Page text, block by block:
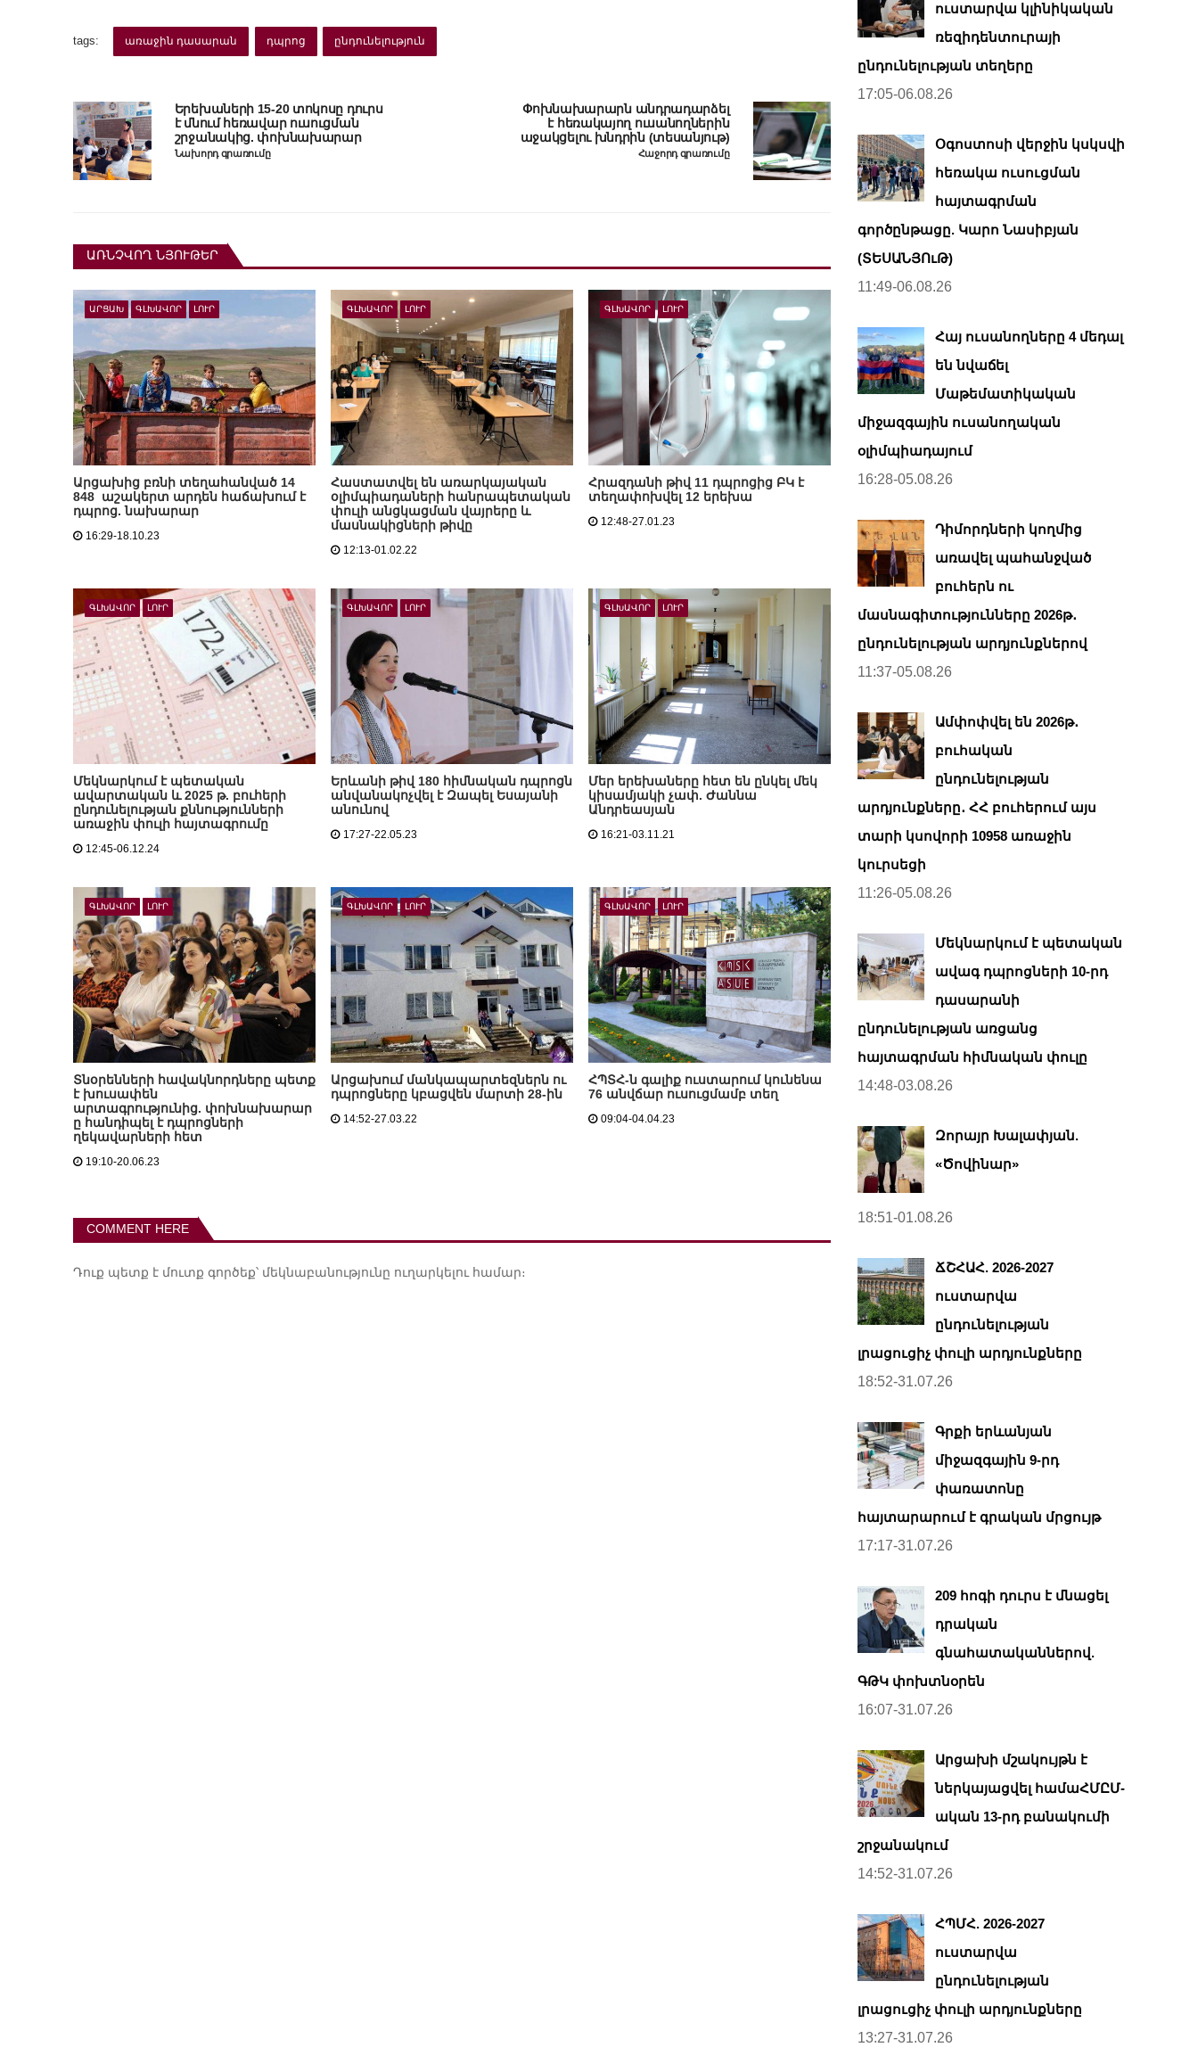
tags: առաջին դասարան դպրոց ընդունելություն
Երեխաների 15-20 տոկոսը դուրս
է մնում հեռավար ուսուցման
շրջանակից. փոխնախարար
Նախորդ գրառումը
Փոխնախարարն անդրադարձել
է հեռակայող ուսանողներին
աջակցելու խնդրին (տեսանյութ)
Հաջորդ գրառումը
ԱՌՆՉՎՈՂ ՆՅՈՒԹԵՐ
ԱՐՑԱԽ ԳԼԽԱՎՈՐ ԼՈՒՐ
Արցախից բռնի տեղահանված 14
848 աշակերտ արդեն հաճախում է
դպրոց. նախարար
16:29-18.10.23
ԳԼԽԱՎՈՐ ԼՈՒՐ
Հաստատվել են առարկայական
օլիմպիադաների հանրապետական
փուլի անցկացման վայրերը և
մասնակիցների թիվը
12:13-01.02.22
ԳԼԽԱՎՈՐ ԼՈՒՐ
Հրազդանի թիվ 11 դպրոցից ԲԿ է
տեղափոխվել 12 երեխա
12:48-27.01.23
ԳԼԽԱՎՈՐ ԼՈՒՐ
Մեկնարկում է պետական
ավարտական և 2025 թ. բուհերի
ընդունելության քննությունների
առաջին փուլի հայտագրումը
12:45-06.12.24
ԳԼԽԱՎՈՐ ԼՈՒՐ
Երևանի թիվ 180 հիմնական դպրոցն
անվանակոչվել է Զապել Եսայանի
անունով
17:27-22.05.23
ԳԼԽԱՎՈՐ ԼՈՒՐ
Մեր երեխաները հետ են ընկել մեկ
կիսամյակի չափ. Ժաննա
Անդրեասյան
16:21-03.11.21
ԳԼԽԱՎՈՐ ԼՈՒՐ
Տնօրենների հավակնորդները պետք
է խուսափեն
արտագրությունից. փոխնախարար
ը հանդիպել է դպրոցների
ղեկավարների հետ
19:10-20.06.23
ԳԼԽԱՎՈՐ ԼՈՒՐ
Արցախում մանկապարտեզներն ու
դպրոցները կբացվեն մարտի 28-ին
14:52-27.03.22
ԳԼԽԱՎՈՐ ԼՈՒՐ
ՀՊՏՀ-ն գալիք ուստարում կունենա
76 անվճար ուսուցմամբ տեղ
09:04-04.04.23
COMMENT HERE
Դուք պետք է մուտք գործեք՝ մեկնաբանությունը ուղարկելու համար։
ուստարվա կլինիկական
ռեզիդենտուրայի
ընդունելության տեղերը
17:05-06.08.26
Օգոստոսի վերջին կսկսվի
հեռակա ուսուցման
հայտագրման
գործընթացը. Կարո Նասիբյան
(ՏԵՍԱՆՅՈւԹ)
11:49-06.08.26
Հայ ուսանողները 4 մեդալ
են նվաճել
Մաթեմատիկական
միջազգային ուսանողական
օլիմպիադայում
16:28-05.08.26
Դիմորդների կողմից
առավել պահանջված
բուհերն ու
մասնագիտությունները 2026թ․
ընդունելության արդյունքներով
11:37-05.08.26
Ամփոփվել են 2026թ․
բուհական
ընդունելության
արդյունքները․ ՀՀ բուհերում այս
տարի կսովորի 10958 առաջին
կուրսեցի
11:26-05.08.26
Մեկնարկում է պետական
ավագ դպրոցների 10-րդ
դասարանի
ընդունելության առցանց
հայտագրման հիմնական փուլը
14:48-03.08.26
Զորայր Խալափյան.
«Ծովինար»
18:51-01.08.26
ՃՇՀԱՀ. 2026-2027
ուստարվա
ընդունելության
լրացուցիչ փուլի արդյունքները
18:52-31.07.26
Գրքի երևանյան
միջազգային 9-րդ
փառատոնը
հայտարարում է գրական մրցույթ
17:17-31.07.26
209 հոգի դուրս է մնացել
դրական
գնահատականներով.
ԳԹԿ փոխտնօրեն
16:07-31.07.26
Արցախի մշակույթն է
ներկայացվել համաՀՄԸՄ-
ական 13-րդ բանակումի
շրջանակում
14:52-31.07.26
ՀՊՄՀ. 2026-2027
ուստարվա
ընդունելության
լրացուցիչ փուլի արդյունքները
13:27-31.07.26